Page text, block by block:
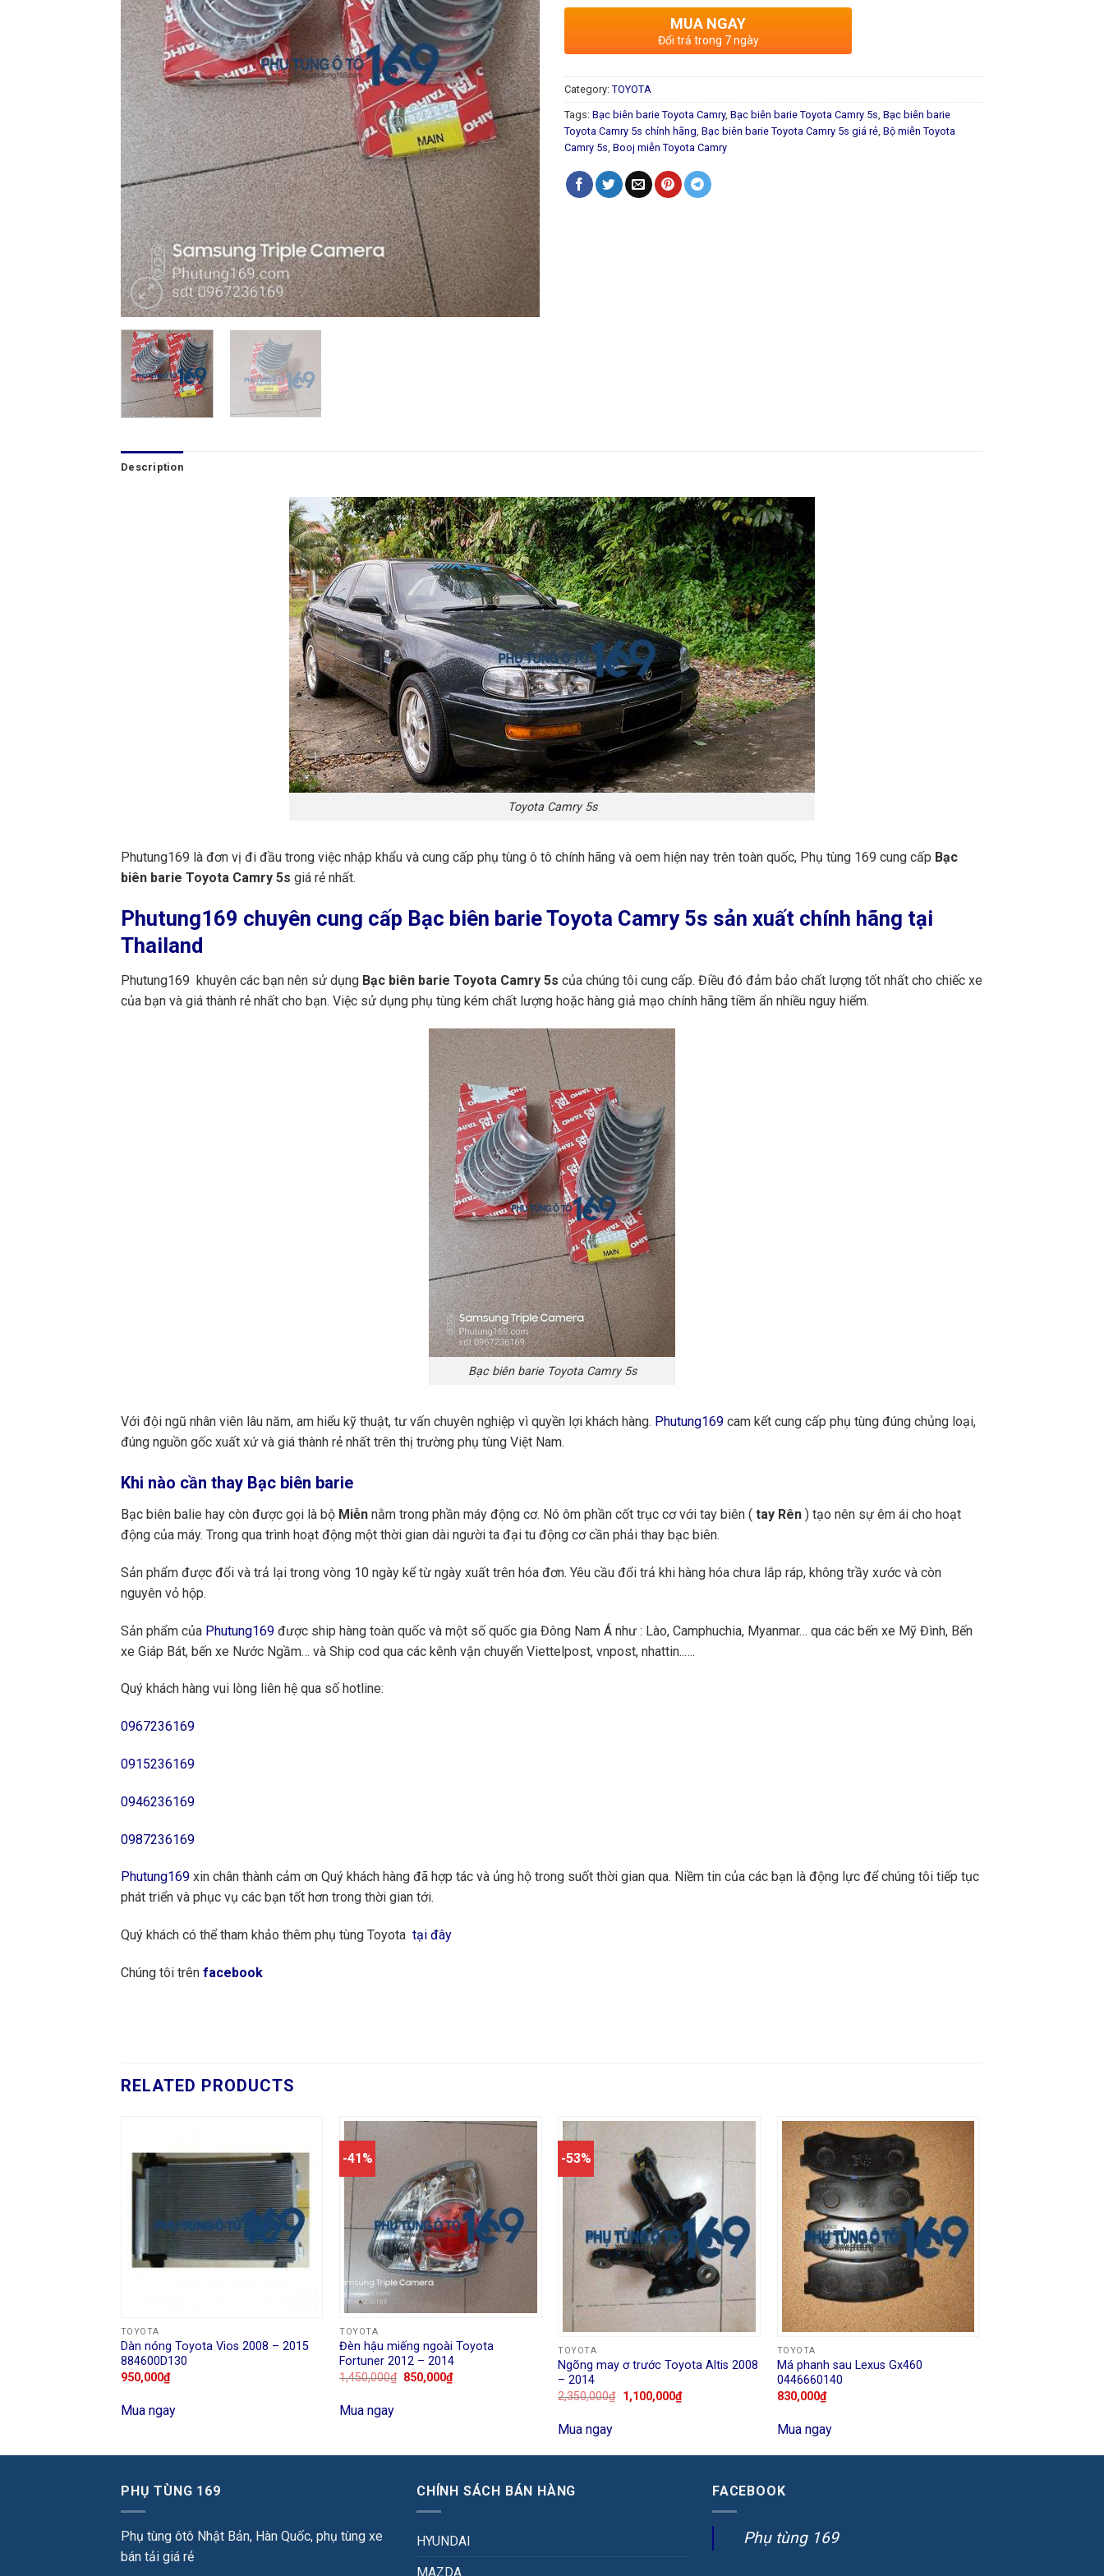
MUA NGAY
Đổi trả trong 7 ngày
Category: TOYOTA
Tags: Bạc biên barie Toyota Camry, Bạc biên barie Toyota Camry 5s Bạc biên barie
Toyota Camry 5s chính hãng Bạc biên barie Toyota Camry 5s giá rẻ Bộ miễn Toyota
Camry 5s Booj miễn Toyota Camry
Description
Toyota Camry 5s
Phutung169 là đơn vị đi đầu trong việc nhập khẩu và cung cấp phụ tùng ô tô chính hãng và oem hiện nay trên toàn quốc, Phụ tùng 169 cung cấp Bạc
biên barie Toyota Camry 5s giá rẻ nhất.
Phutung169 chuyên cung cấp Bạc biên barie Toyota Camry 5s sản xuất chính hãng tại
Thailand
Phutung169 khuyên các bạn nên sử dụng Bạc biên barie Toyota Camry 5s của chúng tôi cung cấp. Điều đó đảm bảo chất lượng tốt nhất cho chiếc xe
của bạn và giá thành rẻ nhất cho bạn. Việc sử dụng phụ tùng kém chất lượng hoặc hàng giả mạo chính hãng tiềm ẩn nhiều nguy hiểm.
Bạc biên barie Toyota Camry 5s
Với đội ngũ nhân viên lâu năm, am hiểu kỹ thuật, tư vấn chuyên nghiệp vì quyền lợi khách hàng. Phutung169 cam kết cung cấp phụ tùng đúng chủng loại,
đúng nguồn gốc xuất xứ và giá thành rẻ nhất trên thị trường phụ tùng Việt Nam.
Khi nào cần thay Bạc biên barie
Bạc biên balie hay còn được gọi là bộ Miễn nằm trong phần máy động cơ. Nó ôm phần cốt trục cơ với tay biên ( tay Rên ) tạo nên sự êm ái cho hoạt
động của máy. Trong qua trình hoạt động một thời gian dài người ta đại tu động cơ cần phải thay bạc biên.
Sản phẩm được đổi và trả lại trong vòng 10 ngày kể từ ngày xuất trên hóa đơn. Yêu cầu đổi trả khi hàng hóa chưa lắp ráp, không trầy xước và còn
nguyên vỏ hộp.
Sản phẩm của Phutung169 được ship hàng toàn quốc và một số quốc gia Đông Nam Á như : Lào, Camphuchia, Myanmar… qua các bến xe Mỹ Đình, Bến
xe Giáp Bát, bến xe Nước Ngầm… và Ship cod qua các kênh vận chuyển Viettelpost, vnpost, nhattin..….
Quý khách hàng vui lòng liên hệ qua số hotline:
0967236169
0915236169
0946236169
0987236169
Phutung169 xin chân thành cảm ơn Quý khách hàng đã hợp tác và ủng hộ trong suốt thời gian qua. Niềm tin của các bạn là động lực để chúng tôi tiếp tục
phát triển và phục vụ các bạn tốt hơn trong thời gian tới.
Quý khách có thể tham khảo thêm phụ tùng Toyota tại đây
Chúng tôi trên facebook
RELATED PRODUCTS
TOYOTA
Dàn nóng Toyota Vios 2008 – 2015
884600D130
950,000₫
Mua ngay
-41%
TOYOTA
Đèn hậu miếng ngoài Toyota
Fortuner 2012 – 2014
1,450,000₫ 850,000₫
Mua ngay
-53%
TOYOTA
Ngõng may ơ trước Toyota Altis 2008
– 2014
2,350,000₫ 1,100,000₫
Mua ngay
TOYOTA
Má phanh sau Lexus Gx460
0446660140
830,000₫
Mua ngay
PHỤ TÙNG 169
Phụ tùng ôtô Nhật Bản, Hàn Quốc, phụ tùng xe
bán tải giá rẻ
CHÍNH SÁCH BÁN HÀNG
HYUNDAI
MAZDA
FACEBOOK
Phụ tùng 169